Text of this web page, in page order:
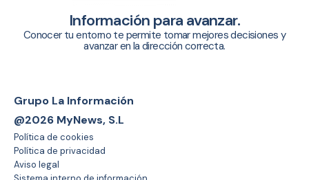
Información para avanzar.
Conocer tu entorno te permite tomar mejores decisiones y
avanzar en la dirección correcta.
Grupo La Información
@2026 MyNews, S.L
Política de cookies
Política de privacidad
Aviso legal